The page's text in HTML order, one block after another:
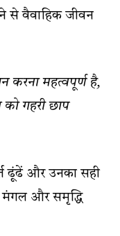
से वैवाहिक जीवन
करना महत्वपूर्ण है,
गहरी छाप
ढूंढें और उनका सही
मंगल और समृद्धि